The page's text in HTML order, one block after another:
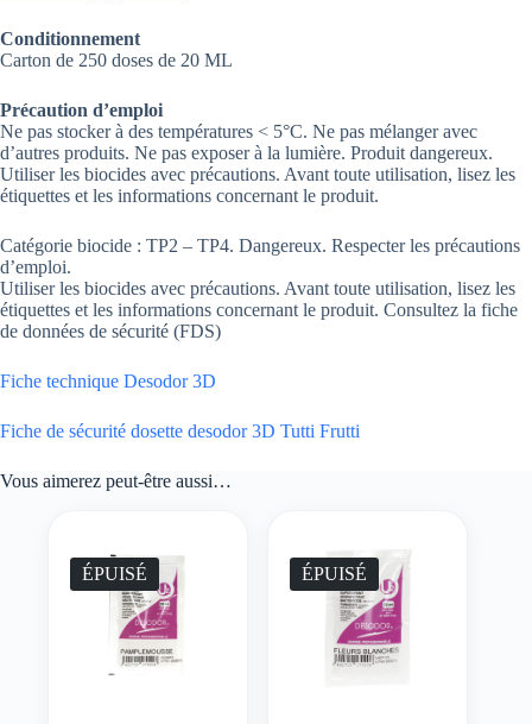
Conditionnement
Carton de 250 doses de 20 ML
Précaution d’emploi
Ne pas stocker à des températures < 5°C. Ne pas mélanger avec
d’autres produits. Ne pas exposer à la lumière. Produit dangereux.
Utiliser les biocides avec précautions. Avant toute utilisation, lisez les
étiquettes et les informations concernant le produit.
Catégorie biocide : TP2 – TP4. Dangereux. Respecter les précautions
d’emploi.
Utiliser les biocides avec précautions. Avant toute utilisation, lisez les
étiquettes et les informations concernant le produit. Consultez la fiche
de données de sécurité (FDS)
Fiche technique Desodor 3D
Fiche de sécurité dosette desodor 3D Tutti Frutti
Vous aimerez peut-être aussi…
ÉPUISÉ ÉPUISÉ